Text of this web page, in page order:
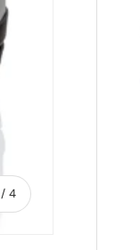
/de
4